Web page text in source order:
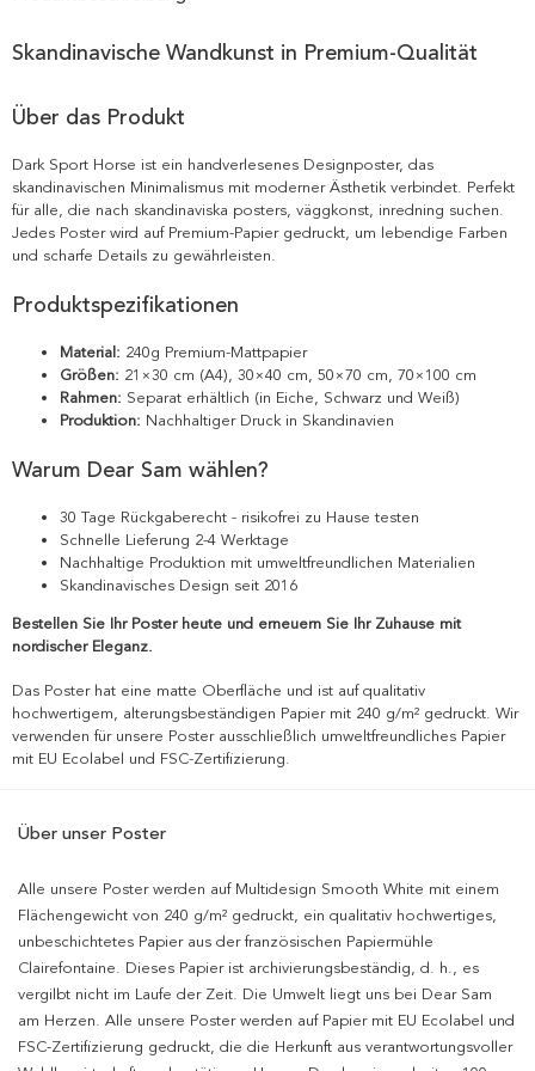
Skandinavische Wandkunst in Premium-Qualität
Über das Produkt
Dark Sport Horse ist ein handverlesenes Designposter, das
skandinavischen Minimalismus mit moderner Ästhetik verbindet. Perfekt
für alle, die nach skandinaviska posters, väggkonst, inredning suchen.
Jedes Poster wird auf Premium-Papier gedruckt, um lebendige Farben
und scharfe Details zu gewährleisten.
Produktspezifikationen
Material: 240g Premium-Mattpapier
Größen: 21×30 cm (A4), 30×40 cm, 50×70 cm, 70×100 cm
Rahmen: Separat erhältlich (in Eiche, Schwarz und Weiß)
Produktion: Nachhaltiger Druck in Skandinavien
Warum Dear Sam wählen?
30 Tage Rückgaberecht - risikofrei zu Hause testen
Schnelle Lieferung 2-4 Werktage
Nachhaltige Produktion mit umweltfreundlichen Materialien
Skandinavisches Design seit 2016
Bestellen Sie Ihr Poster heute und erneuern Sie Ihr Zuhause mit
nordischer Eleganz.
Das Poster hat eine matte Oberfläche und ist auf qualitativ
hochwertigem, alterungsbeständigen Papier mit 240 g/m² gedruckt. Wir
verwenden für unsere Poster ausschließlich umweltfreundliches Papier
mit EU Ecolabel und FSC-Zertifizierung.
Über unser Poster
Alle unsere Poster werden auf Multidesign Smooth White mit einem
Flächengewicht von 240 g/m² gedruckt, ein qualitativ hochwertiges,
unbeschichtetes Papier aus der französischen Papiermühle
Clairefontaine. Dieses Papier ist archivierungsbeständig, d. h., es
vergilbt nicht im Laufe der Zeit. Die Umwelt liegt uns bei Dear Sam
am Herzen. Alle unsere Poster werden auf Papier mit EU Ecolabel und
FSC-Zertifizierung gedruckt, die die Herkunft aus verantwortungsvoller